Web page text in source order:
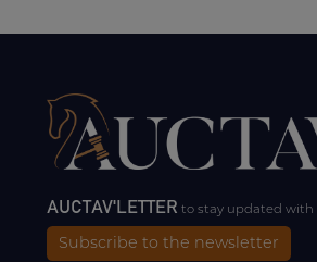
AUCTAV'LETTERto stay updated with
Subscribe to the newsletter